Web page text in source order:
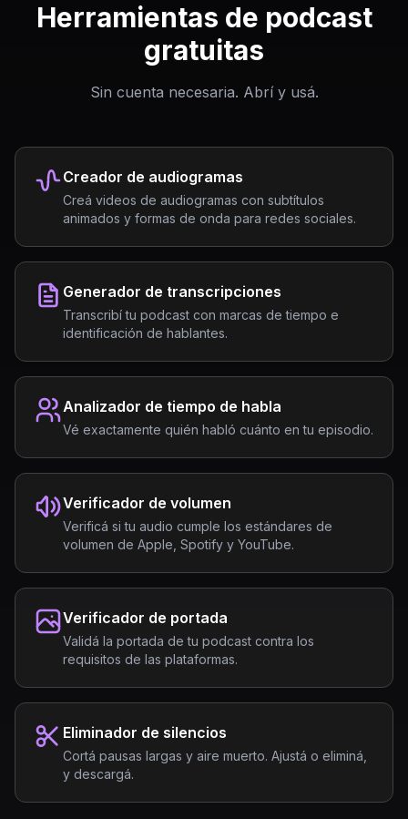
Herramientas de podcast
gratuitas
Sin cuenta necesaria. Abrí y usá.
Creador de audiogramas
Creá videos de audiogramas con subtítulos
animados y formas de onda para redes sociales.
Generador de transcripciones
Transcribí tu podcast con marcas de tiempo e
identificación de hablantes.
Analizador de tiempo de habla
Vé exactamente quién habló cuánto en tu episodio.
Verificador de volumen
Verificá si tu audio cumple los estándares de
volumen de Apple, Spotify y YouTube.
Verificador de portada
Validá la portada de tu podcast contra los
requisitos de las plataformas.
Eliminador de silencios
Cortá pausas largas y aire muerto. Ajustá o eliminá,
y descargá.